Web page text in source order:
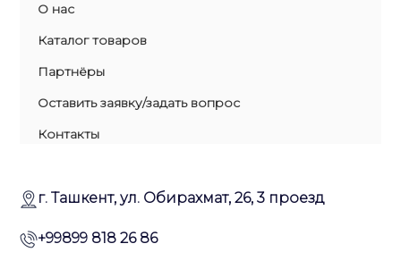
О нас
Каталог товаров
Партнёры
Оставить заявку/задать вопрос
Контакты
г. Ташкент, ул. Обирахмат, 26, 3 проезд
+99899 818 26 86